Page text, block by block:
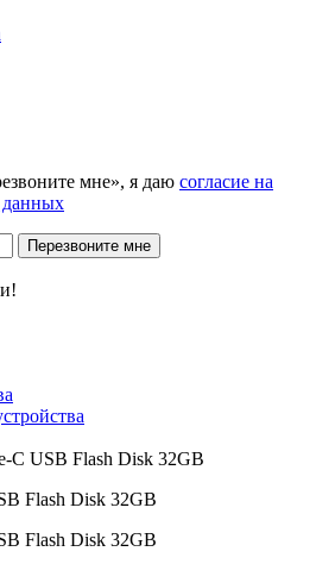
мне», я даю согласие на
данных
C USB Flash Disk 32GB
Flash Disk 32GB
Flash Disk 32GB